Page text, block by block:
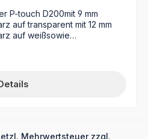
P-touch D200mit 9 mm
auf transparent mit 12 mm
auf weißsowie
Mehrwertsteuer zzgl.